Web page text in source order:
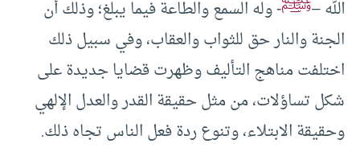
الله –
- وله السمع والطاعة فيما يبلغ؛ وذلك أن
الجنة والنار حق للثواب والعقاب، وفي سبيل ذلك
اختلفت مناهج التأليف وظهرت قضايا جديدة على
شكل تساؤلات، من مثل حقيقة القدر والعدل الإلهي
وحقيقة الابتلاء، وتنوع ردة فعل الناس تجاه ذلك.